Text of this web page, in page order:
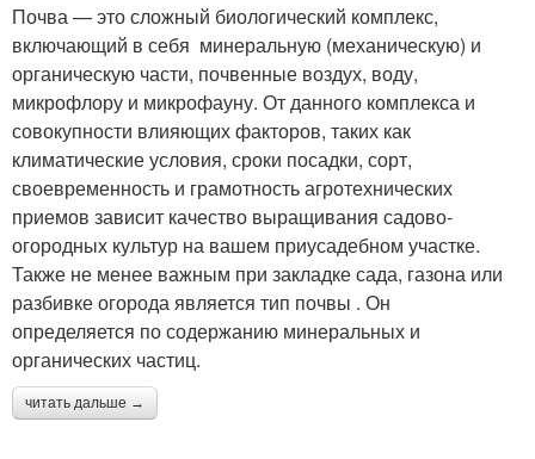
Почва — это сложный биологический комплекс,
включающий в себя минеральную (механическую) и
органическую части, почвенные воздух, воду,
микрофлору и микрофауну. От данного комплекса и
совокупности влияющих факторов, таких как
климатические условия, сроки посадки, сорт,
своевременность и грамотность агротехнических
приемов зависит качество выращивания садово-
огородных культур на вашем приусадебном участке.
Также не менее важным при закладке сада, газона или
разбивке огорода является тип почвы . Он
определяется по содержанию минеральных и
органических частиц.
читать дальше →